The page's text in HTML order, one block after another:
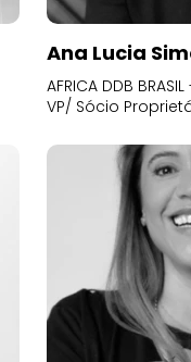
Ana Lucia
AFRICA DDB
VP/ Sócio